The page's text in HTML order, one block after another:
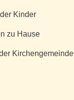
Kinder
zu Hause
Kirchengemeinde